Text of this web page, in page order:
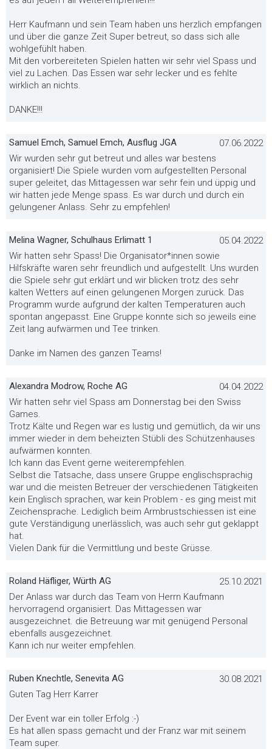
Herr Kaufmann und sein Team haben uns herzlich empfangen
und über die ganze Zeit Super betreut, so dass sich alle
wohlgefühlt haben.
Mit den vorbereiteten Spielen hatten wir sehr viel Spass und
viel zu Lachen. Das Essen war sehr lecker und es fehlte
wirklich an nichts.
DANKE!!!
Samuel Emch, Samuel Emch, Ausflug JGA
07.06.2022
Wir wurden sehr gut betreut und alles war bestens
organisiert! Die Spiele wurden vom aufgestellten Personal
super geleitet, das Mittagessen war sehr fein und üppig und
wir hatten jede Menge spass. Es war durch und durch ein
gelungener Anlass. Sehr zu empfehlen!
Melina Wagner, Schulhaus Erlimatt 1
05.04.2022
Wir hatten sehr Spass! Die Organisator*innen sowie
Hilfskräfte waren sehr freundlich und aufgestellt. Uns wurden
die Spiele sehr gut erklärt und wir blicken trotz des sehr
kalten Wetters auf einen gelungenen Morgen zurück. Das
Programm wurde aufgrund der kalten Temperaturen auch
spontan angepasst. Eine Gruppe konnte sich so jeweils eine
Zeit lang aufwärmen und Tee trinken.
Danke im Namen des ganzen Teams!
Alexandra Modrow, Roche AG
04.04.2022
Wir hatten sehr viel Spass am Donnerstag bei den Swiss
Games.
Trotz Kälte und Regen war es lustig und gemütlich, da wir uns
immer wieder in dem beheizten Stübli des Schützenhauses
aufwärmen konnten.
Ich kann das Event gerne weiterempfehlen.
Selbst die Tatsache, dass unsere Gruppe englischsprachig
war und die meisten Betreuer der verschiedenen Tätigkeiten
kein Englisch sprachen, war kein Problem - es ging meist mit
Zeichensprache. Lediglich beim Armbrustschiessen ist eine
gute Verständigung unerlässlich, was auch sehr gut geklappt
hat.
Vielen Dank für die Vermittlung und beste Grüsse.
Roland Häfliger, Würth AG
25.10.2021
Der Anlass war durch das Team von Herrn Kaufmann
hervorragend organisiert. Das Mittagessen war
ausgezeichnet. die Betreuung war mit genügend Personal
ebenfalls ausgezeichnet.
Kann ich nur weiter empfehlen.
Ruben Knechtle, Senevita AG
30.08.2021
Guten Tag Herr Karrer
Der Event war ein toller Erfolg :-)
Es hat allen spass gemacht und der Franz war mit seinem
Team super.